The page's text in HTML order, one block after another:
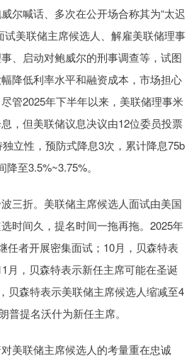
尔喊话、多次在公开场合称其为“太迟
试美联储主席候选人、解雇美联储理事
、启动对鲍威尔的刑事调查等，试图
降低利率水平和融资成本，市场担心
管2025年下半年以来，美联储理事米
，但美联储议息决议由12位委员投票
立性，预防式降息3次，累计降息75b
至3.5%~3.75%。
三折。美联储主席候选人面试由美国
时间久，提名时间一拖再拖。2025年
任者开展密集面试；10月，贝森特表
月，贝森特表示新任主席可能在圣诞
贝森特表示美联储主席候选人缩减至4
普提名沃什为新任主席。
美联储主席候选人的考量重在忠诚